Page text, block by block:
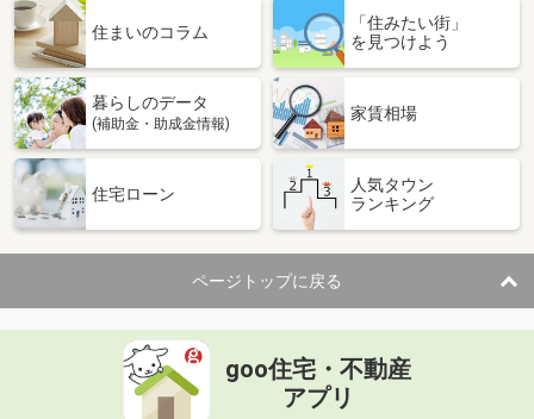
住まいのコラム
「住みたい街」
を見つけよう
暮らしのデータ
(補助金・助成金情報)
家賃相場
住宅ローン
人気タウン
ランキング
ページトップに戻る
goo住宅・不動産
アプリ